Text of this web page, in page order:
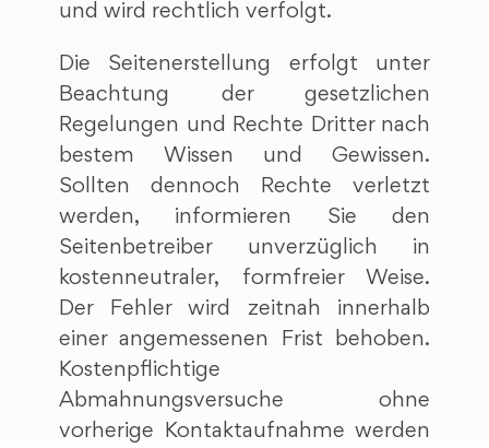
und wird rechtlich verfolgt.
Die Seitenerstellung erfolgt unter
Beachtung der gesetzlichen
Regelungen und Rechte Dritter nach
bestem Wissen und Gewissen.
Sollten dennoch Rechte verletzt
werden, informieren Sie den
Seitenbetreiber unverzüglich in
kostenneutraler, formfreier Weise.
Der Fehler wird zeitnah innerhalb
einer angemessenen Frist behoben.
Kostenpflichtige
Abmahnungsversuche ohne
vorherige Kontaktaufnahme werden